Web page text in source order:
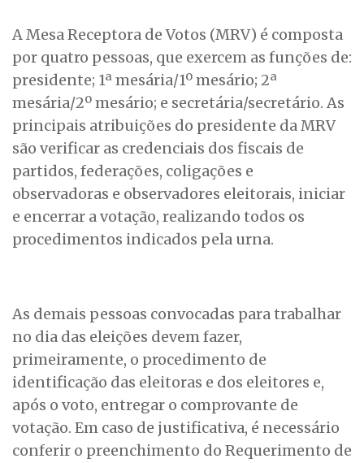
A Mesa Receptora de Votos (MRV) é composta
por quatro pessoas, que exercem as funções de:
presidente; 1ª mesária/1º mesário; 2ª
mesária/2º mesário; e secretária/secretário. As
principais atribuições do presidente da MRV
são verificar as credenciais dos fiscais de
partidos, federações, coligações e
observadoras e observadores eleitorais, iniciar
e encerrar a votação, realizando todos os
procedimentos indicados pela urna.
As demais pessoas convocadas para trabalhar
no dia das eleições devem fazer,
primeiramente, o procedimento de
identificação das eleitoras e dos eleitores e,
após o voto, entregar o comprovante de
votação. Em caso de justificativa, é necessário
conferir o preenchimento do Requerimento de